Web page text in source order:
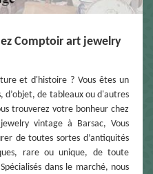
Comptoir art jewelry
et d'histoire ? Vous êtes un
de tableaux ou d'autres
trouverez votre bonheur chez
vintage à Barsac, Vous
de toutes sortes d’antiquités
rare ou unique, de toute
dans le marché, nous